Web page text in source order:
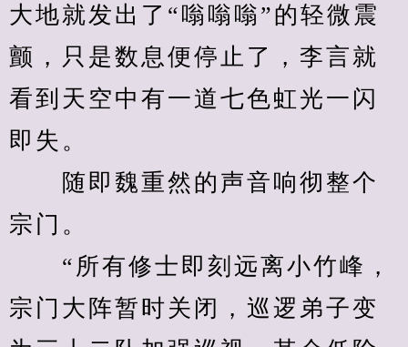
大地就发出了“嗡嗡嗡”的轻微震
颤，只是数息便停止了，李言就
看到天空中有一道七色虹光一闪
即失。
随即魏重然的声音响彻整个
宗门。
“所有修士即刻远离小竹峰，
宗门大阵暂时关闭，巡逻弟子变